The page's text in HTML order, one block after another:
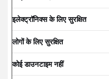
इलेक्ट्रॉनिक्स के लिए सुरक्षित
लोगों के लिए सुरक्षित
कोई डाउनटाइम नहीं